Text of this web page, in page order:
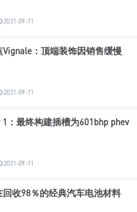
2021-09-11
Vignale：顶端装饰因销售缓慢
2021-09-11
：最终构建插槽为601bhp phev
2021-09-11
回收98％的经典汽车电池材料